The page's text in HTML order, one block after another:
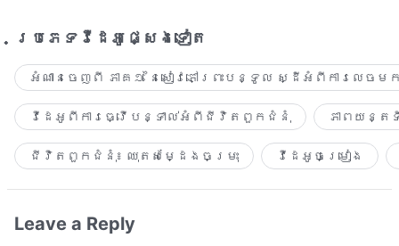
ប្រភេទ​វីដេអូ​ផ្សេង​ទៀត​
អំណានចេញពី ភាគ១ នៃសៀវភៅព្រះបន្ទូល ស្ដីអំពីការលេច
វីដេអូពីការធ្វើបន្ទាល់អំពីជីវិតពួកជំនុំ ភាពយន្
ជីវិតពួកជំនុំ៖ ឈុតសម្ដែងចម្រុះ វីដេអូចម្រៀង​
Leave a Reply